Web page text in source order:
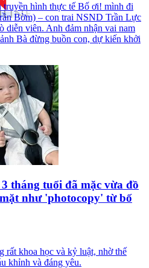
truyền hình thực tế Bố ơi! mình đi
Bờm) – con trai NSND Trần Lực
diễn viên. Anh đảm nhận vai nam
Bà đừng buồn con, dự kiến khởi
tháng tuổi đã mặc vừa đồ
như 'photocopy' từ bố
rất khoa học và kỷ luật, nhờ thế
khỉnh và đáng yêu.